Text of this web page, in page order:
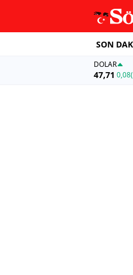
SON
DOLAR
47,71 0,08